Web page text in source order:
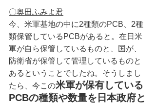
〇奥田ふみよ君
今、米軍基地の中に2種類のPCB、2種
類保管しているPCBがあると。在日米
軍が自ら保管しているものと、国が、
防衛省が保管して管理しているものと
あるということでしたね。そうしまし
たら、今この米軍が保有している
PCBの種類や数量を日本政府と